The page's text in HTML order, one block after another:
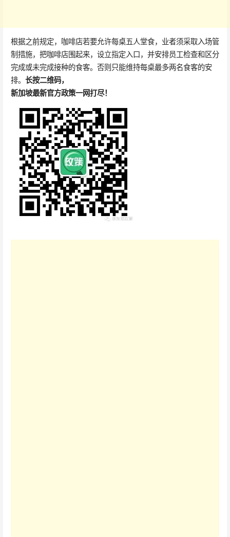
根据之前规定，咖啡店若要允许每桌五人堂食，业者须采取入场管
制措施，把咖啡店围起来，设立指定入口，并安排员工检查和区分
完成或未完成接种的食客。否则只能维持每桌最多两名食客的安
排。 长按二维码，
新加坡最新官方政策一网打尽！